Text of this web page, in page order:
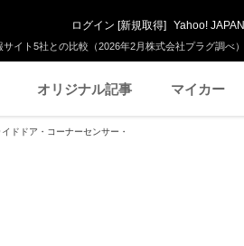
イト5社との比較（2026年2月株式会社プラグ調べ）
ログイン [新規取得] Yahoo! JAPAN
オリジナル記事 マイカー
ドドア・コーナーセンサー・